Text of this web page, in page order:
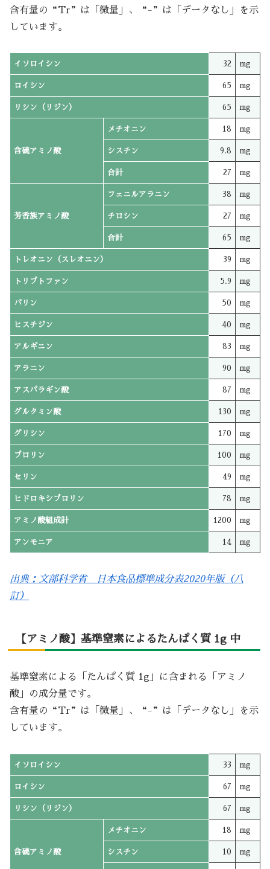
含有量の“Tr”は「微量」、“-”は「データなし」を示
しています。
イソロイシン 32 mg
ロイシン 65 mg
リシン（リジン） 65 mg
含硫アミノ酸
メチオニン 18 mg
シスチン 9.8 mg
合計 27 mg
芳香族アミノ酸
フェニルアラニン 38 mg
チロシン 27 mg
合計 65 mg
トレオニン（スレオニン） 39 mg
トリプトファン 5.9 mg
バリン 50 mg
ヒスチジン 40 mg
アルギニン 83 mg
アラニン 90 mg
アスパラギン酸 87 mg
グルタミン酸 130 mg
グリシン 170 mg
プロリン 100 mg
セリン 49 mg
ヒドロキシプロリン 78 mg
アミノ酸組成計 1200 mg
アンモニア 14 mg
出典：文部科学省 日本食品標準成分表2020年版（八
訂）
【アミノ酸】基準窒素によるたんぱく質 1g 中
基準窒素による「たんぱく質 1g」に含まれる「アミノ
酸」の成分量です。
含有量の“Tr”は「微量」、“-”は「データなし」を示
しています。
イソロイシン 33 mg
ロイシン 67 mg
リシン（リジン） 67 mg
含硫アミノ酸
メチオニン 18 mg
シスチン 10 mg